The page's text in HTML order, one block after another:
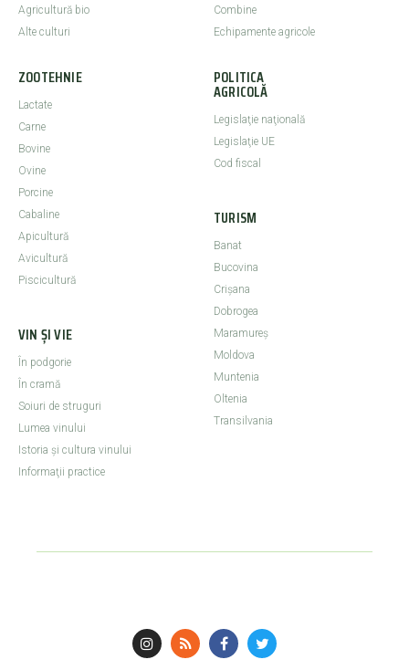
Agricultură bio
Alte culturi
Combine
Echipamente agricole
ZOOTEHNIE
Lactate
Carne
Bovine
Ovine
Porcine
Cabaline
Apicultură
Avicultură
Piscicultură
VIN ȘI VIE
În podgorie
În cramă
Soiuri de struguri
Lumea vinului
Istoria şi cultura vinului
Informaţii practice
POLITICA
AGRICOLĂ
Legislaţie naţională
Legislaţie UE
Cod fiscal
TURISM
Banat
Bucovina
Crişana
Dobrogea
Maramureş
Moldova
Muntenia
Oltenia
Transilvania